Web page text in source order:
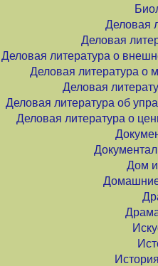
Деловая
Деловая
Деловая литература о
Деловая литература о
Деловая
Деловая литература об
Деловая литература о
Дом